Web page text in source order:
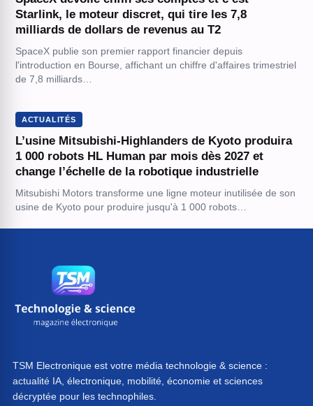
Starlink, le moteur discret, qui tire les 7,8
milliards de dollars de revenus au T2
SpaceX publie son premier rapport financier depuis
l'introduction en Bourse, affichant un chiffre d'affaires trimestriel
de 7,8 milliards…
ACTUALITÉS
L’usine Mitsubishi-Highlanders de Kyoto produira
1 000 robots HL Human par mois dès 2027 et
change l’échelle de la robotique industrielle
Mitsubishi Motors transforme une ligne moteur inutilisée de son
usine de Kyoto pour produire jusqu'à 1 000 robots…
TSM Electronique est votre média technologie & science :
actualité IA, électronique, mobilité, économie et sciences
décryptée pour les technophiles.